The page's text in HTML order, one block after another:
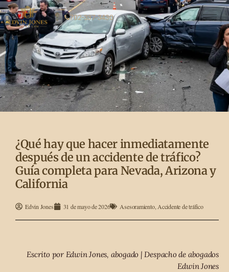
702-337-3430
¿Qué hay que hacer inmediatamente
después de un accidente de tráfico?
Guía completa para Nevada, Arizona y
California
Edvin Jones 31 de mayo de 2026 Asesoramiento, Accidente de tráfico
Escrito por Edwin Jones, abogado | Despacho de abogados
Edwin Jones